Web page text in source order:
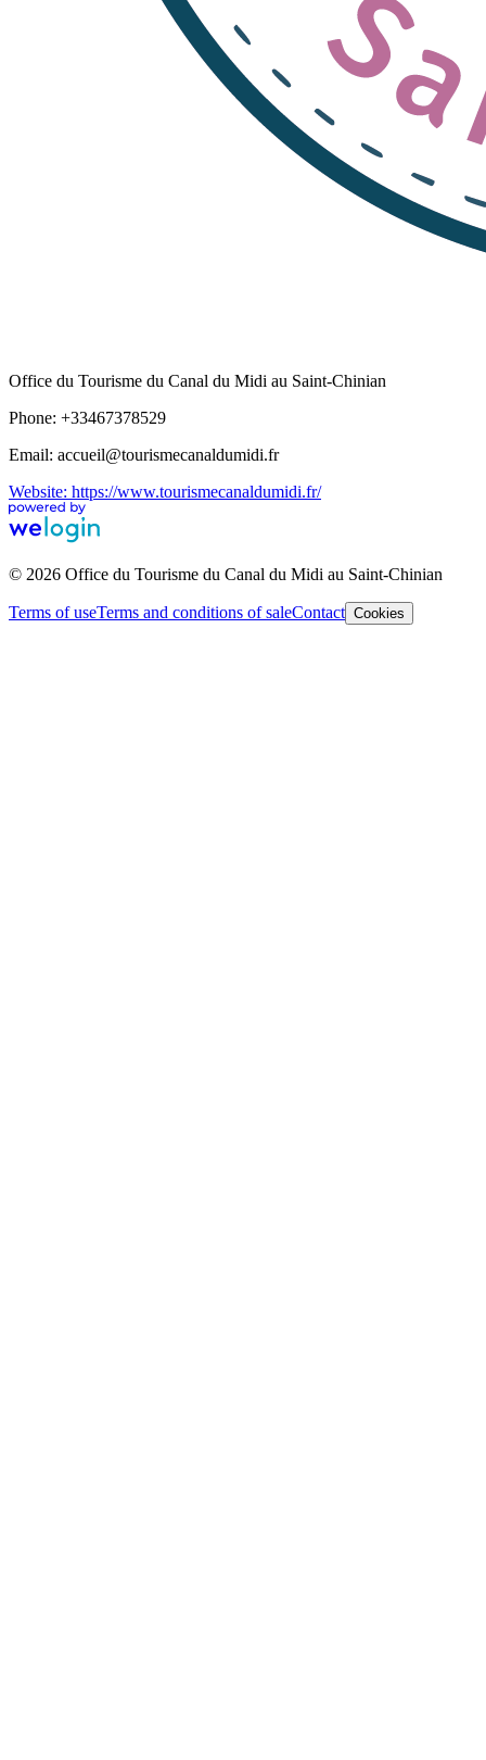
Office du Tourisme du Canal du Midi au Saint-Chinian
Phone: +33467378529
Email: accueil@tourismecanaldumidi.fr
Website: https://www.tourismecanaldumidi.fr/
© 2026 Office du Tourisme du Canal du Midi au Saint-Chinian
Terms of useTerms and conditions of saleContact Cookies